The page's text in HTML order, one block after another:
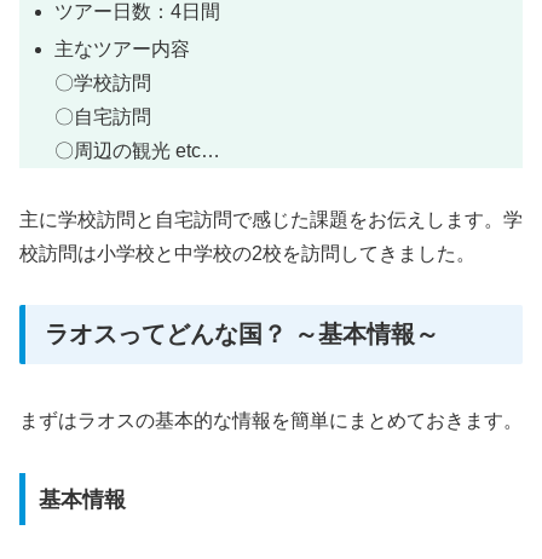
ツアー日数：4日間
主なツアー内容
〇学校訪問
〇自宅訪問
〇周辺の観光 etc…
主に学校訪問と自宅訪問で感じた課題をお伝えします。学
校訪問は小学校と中学校の2校を訪問してきました。
ラオスってどんな国？ ～基本情報～
まずはラオスの基本的な情報を簡単にまとめておきます。
基本情報